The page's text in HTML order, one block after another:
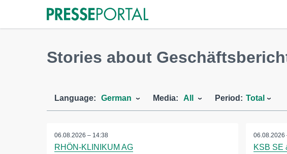
Stories about
Language: German Media: All Period: Total
06.08.2026 – 14:38
RHÖN-KLINIKUM AG
06.08.2026
KSB SE